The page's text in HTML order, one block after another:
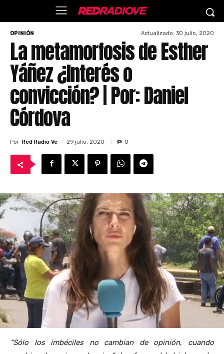
OPINIÓN Actualizado: 30 julio, 2020
La metamorfosis de Esther
Yáñez ¿Interés o
convicción? | Por: Daniel
Córdova
Por Red Radio Ve 29 julio, 2020 0
“Sólo los imbéciles no cambian de opinión, cuando